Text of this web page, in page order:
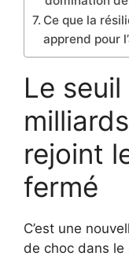
Ce que la
apprend pour
Le
rejoint
fermé
C’est une
de choc dans